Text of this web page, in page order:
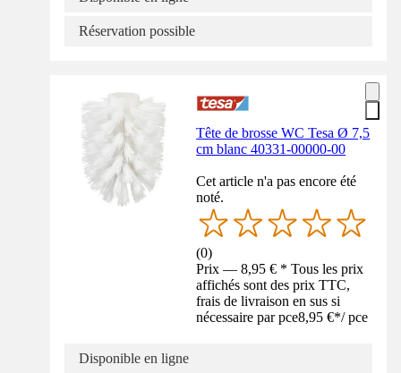
Réservation possible
Tête de brosse WC Tesa Ø 7,5
cm blanc 40331-00000-00
Cet article n'a pas encore été
noté.
(0)
Prix — 8,95 € * Tous les prix
affichés sont des prix TTC,
frais de livraison en sus si
nécessaire par pce8,95 €*/ pce
Disponible en ligne